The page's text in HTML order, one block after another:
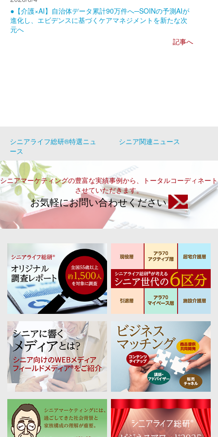
●【介護×AI】自治体データ累計90万件へ─SOINの予測AIが
進化し、エビデンスに基づくケアマネジメントを新たな次
元へ
記事へ
シニアライフ総研®特選ニュ
ース
シニア関連ニュース
シニアマーケティングの豊富な実績事例から、トータルコーディネート
させていただきます。
お気軽にお問い合わせください